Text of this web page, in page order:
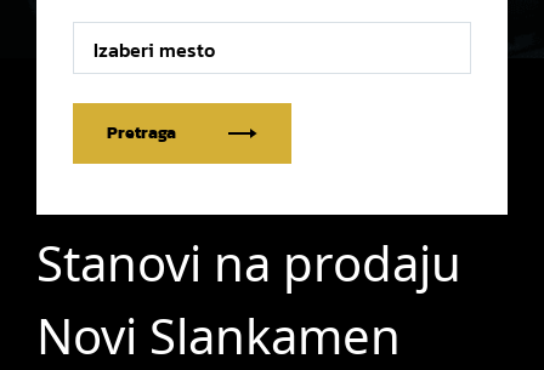
Izaberi mesto
Pretraga
Stanovi na prodaju
Novi Slankamen